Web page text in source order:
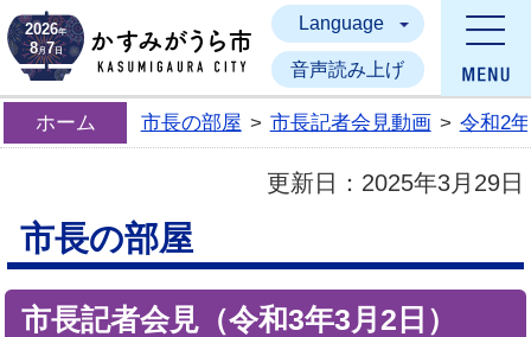
かすみがうら市
2026年
8月7日
Language
音声読み上げ
ホーム 市長の部屋 > 市長記者会見動画 > 令和2
更新日： 2025年3月29日
市長の部屋
市長記者会見（令和3年3月2日）